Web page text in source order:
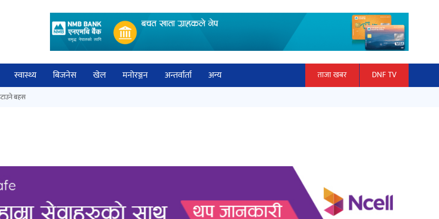
स्वास्थ्य बिजनेस खेल मनोरञ्जन अन्तर्वार्ता
अन्य
ताजा खबर DNF TV
औपचारिक सेवा सञ्चालनमा
हलमा छैन ‘गौँथली’को टिकट
बहस